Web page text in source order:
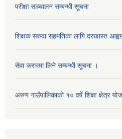
परीक्षा सञ्चालन सम्बन्धी सूचना
शिक्षक सरुवा सहमतिका लागि दरखास्त
सेवा करारमा लिने सम्बन्धी सूचना ।
अरुण गाउँपालिकाको १० वर्षे शिक्षा क्षेत्र